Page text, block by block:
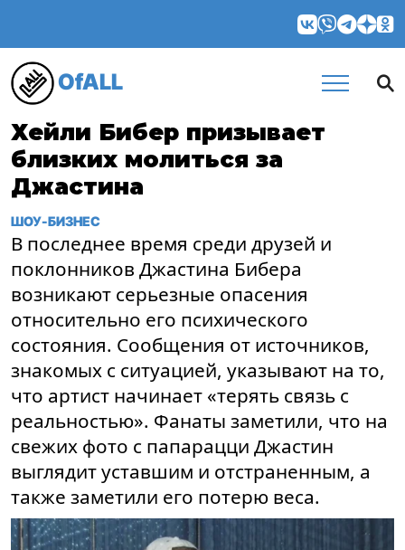
OfALL
Хейли Бибер призывает
близких молиться за
Джастина
ШОУ-БИЗНЕС
В последнее время среди друзей и
поклонников Джастина Бибера
возникают серьезные опасения
относительно его психического
состояния. Сообщения от источников,
знакомых с ситуацией, указывают на то,
что артист начинает «терять связь с
реальностью». Фанаты заметили, что на
свежих фото с папарацци Джастин
выглядит уставшим и отстраненным, а
также заметили его потерю веса.